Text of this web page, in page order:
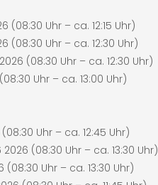
(08:30 Uhr – ca. 12:15 Uhr)
(08:30 Uhr – ca. 12:30 Uhr)
(08:30 Uhr – ca. 12:30 Uhr)
Uhr – ca. 13:00 Uhr)
Uhr – ca. 12:45 Uhr)
(08:30 Uhr – ca. 13:30 Uhr)
(08:30 Uhr – ca. 13:30 Uhr)